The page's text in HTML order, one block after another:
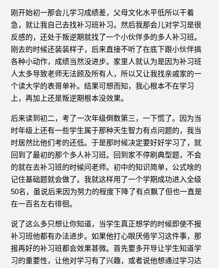
刚开始初一那会儿学习成绩差，父母文化水平低所以干着
急，就让我自己去找补习班补习。然后我那会儿对学习是很
反感的，还处于叛逆期就找了一个小伙伴多的多人补习班。
刚去的时候还装装样子，后来直接不听了在底下跟小伙伴搞
各种小动作，成绩当然没进步。家里人就认为是因为补习班
人太多导致老师无法顾及所有人，所以又让我找亲戚家的一
个读大学的表哥单补。结果可想而知，我心根本不在学习
上，再加上还是叛逆期根本没效果。
后来读到初二，考了一次年级倒数第三，一下慌了。因为当
时年级上还有一些学生属于那种天生智力有点问题的，我当
时居然比他们考的还低。于是那时候决定要好好学习了，就
回到了最初的那个多人补习班。回到家不停刷典型题，不会
的就在去补习班的时候问老师。初中的知识简单，公式啥的
记住基础题就会做了。我就这样用了一个学期成功进入全级
50名，虽说后来因为努力的程度下降了有点飘了但也一直是
在一百名左右徘徊。
说了这么多只想让你知道，当学生真正想学的时候即使不报
补习班他都有办法进步。如果他打心眼厌倦学习这件事，那
报再好的补习班都会效果甚微。首先要多开导让学生知道学
习的重要性，让他对学习有了兴趣，或者说他想通过学习达